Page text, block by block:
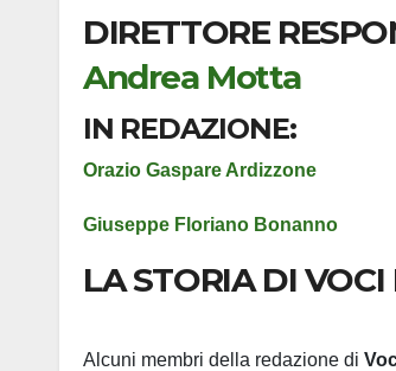
DIRETTORE
Andrea Motta
IN REDAZIONE:
Orazio Gaspare Ardizzone
Giuseppe Floriano Bonanno
LA STORIA DI
Alcuni membri della redazione di